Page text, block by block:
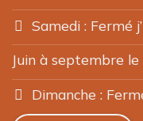
Samedi : Fermé
Juin à septembre
Dimanche :